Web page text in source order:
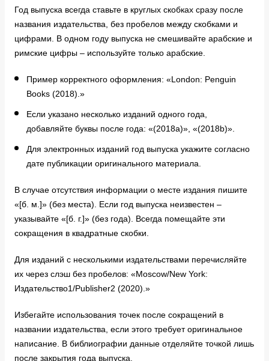
Год выпуска всегда ставьте в круглых скобках сразу после
названия издательства, без пробелов между скобками и
цифрами. В одном году выпуска не смешивайте арабские и
римские цифры – используйте только арабские.
Пример корректного оформления: «London: Penguin
Books (2018).»
Если указано несколько изданий одного года,
добавляйте буквы после года: «(2018a)», «(2018b)».
Для электронных изданий год выпуска укажите согласно
дате публикации оригинального материала.
В случае отсутствия информации о месте издания пишите
«[б. м.]» (без места). Если год выпуска неизвестен –
указывайте «[б. г.]» (без года). Всегда помещайте эти
сокращения в квадратные скобки.
Для изданий с несколькими издательствами перечисляйте
их через слэш без пробелов: «Moscow/New York:
Издательство1/Publisher2 (2020).»
Избегайте использования точек после сокращений в
названии издательства, если этого требует оригинальное
написание. В библиографии данные отделяйте точкой лишь
после закрытия года выпуска.